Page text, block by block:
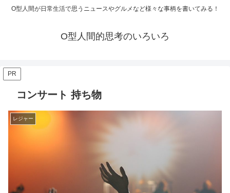
O型人間が日常生活で思うニュースやグルメなど様々な事柄を書いてみる！
O型人間的思考のいろいろ
PR
コンサート 持ち物
レジャー